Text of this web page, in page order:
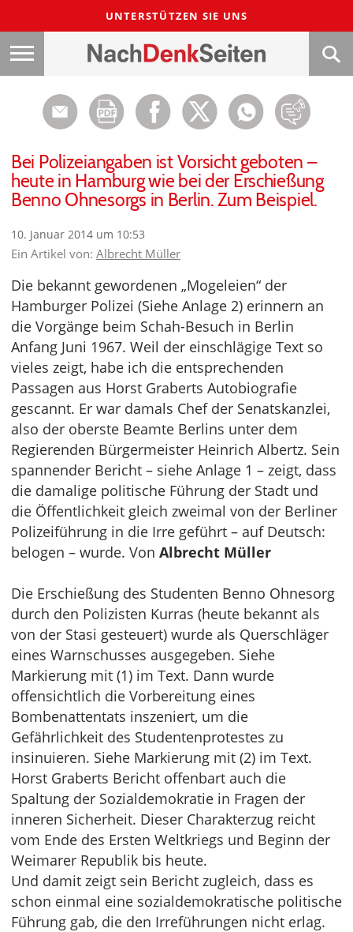
UNTERSTÜTZEN SIE UNS
Bei Polizeiangaben ist Vorsicht geboten –
heute in Hamburg wie bei der Erschießung
Benno Ohnesorgs in Berlin. Zum Beispiel.
10. Januar 2014 um 10:53
Ein Artikel von: Albrecht Müller
Die bekannt gewordenen „Mogeleien“ der
Hamburger Polizei (Siehe Anlage 2) erinnern an
die Vorgänge beim Schah-Besuch in Berlin
Anfang Juni 1967. Weil der einschlägige Text so
vieles zeigt, habe ich die entsprechenden
Passagen aus Horst Graberts Autobiografie
gescannt. Er war damals Chef der Senatskanzlei,
also der oberste Beamte Berlins unter dem
Regierenden Bürgermeister Heinrich Albertz. Sein
spannender Bericht – siehe Anlage 1 – zeigt, dass
die damalige politische Führung der Stadt und
die Öffentlichkeit gleich zweimal von der Berliner
Polizeiführung in die Irre geführt – auf Deutsch:
belogen – wurde. Von Albrecht Müller
Die Erschießung des Studenten Benno Ohnesorg
durch den Polizisten Kurras (heute bekannt als
von der Stasi gesteuert) wurde als Querschläger
eines Warnschusses ausgegeben. Siehe
Markierung mit (1) im Text. Dann wurde
offensichtlich die Vorbereitung eines
Bombenattentats inszeniert, um die
Gefährlichkeit des Studentenprotestes zu
insinuieren. Siehe Markierung mit (2) im Text.
Horst Graberts Bericht offenbart auch die
Spaltung der Sozialdemokratie in Fragen der
inneren Sicherheit. Dieser Charakterzug reicht
vom Ende des Ersten Weltkriegs und Beginn der
Weimarer Republik bis heute.
Und damit zeigt sein Bericht zugleich, dass es
schon einmal eine sozialdemokratische politische
Führung gab, die den Irreführungen nicht erlag.